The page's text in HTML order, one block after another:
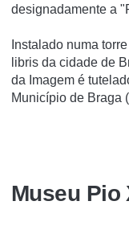
designadamente a
Instalado numa
libris da cidade de
da Imagem é
Município de Braga
Museu Pio